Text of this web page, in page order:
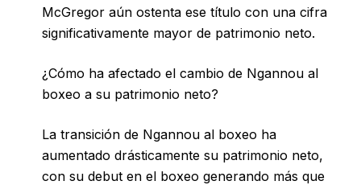
McGregor aún ostenta ese título con una cifra
significativamente mayor de patrimonio neto.
¿Cómo ha afectado el cambio de Ngannou al
boxeo a su patrimonio neto?
La transición de Ngannou al boxeo ha
aumentado drásticamente su patrimonio neto,
con su debut en el boxeo generando más que